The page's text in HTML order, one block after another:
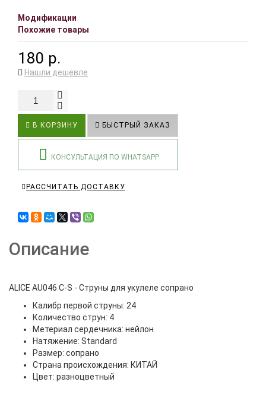
Модификации
Похожие товары
180 р.
Нашли дешевле
В КОРЗИНУ БЫСТРЫЙ ЗАКАЗ
КОНСУЛЬТАЦИЯ ПО WHATSAPP
РАССЧИТАТЬ ДОСТАВКУ
Описание
ALICE AU046 C-S - Струны для укулеле сопрано
Калибр первой струны: 24
Количество струн: 4
Метериал сердечника: нейлон
Натяжение: Standard
Размер: сопрано
Страна происхождения: КИТАЙ
Цвет: разноцветный